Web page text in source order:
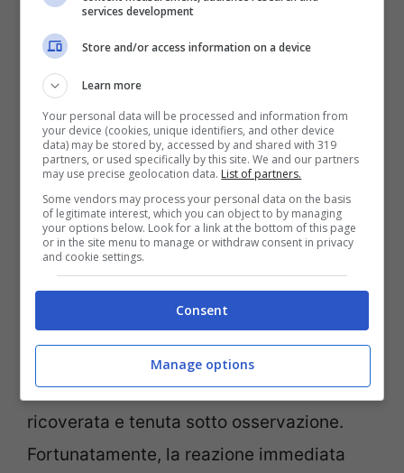
Nelle prossime puntate di Endless Love, Asu compirà un
gesto estremo (Instagram @endlessloveita) –
Dopo averla trovata in stato di
incoscienza, Kemal la soccorre e la porta
d’urgenza in ospedale, dove verrà
ricoverata e tenuta sotto osservazione.
Fortunatamente, la reazione immediata
services development
Store and/or access information on a device
Learn more
Your personal data will be processed and information from
your device (cookies, unique identifiers, and other device
data) may be stored by, accessed by and shared with 319
partners, or used specifically by this site. We and our partners
may use precise geolocation data. List of partners.
Some vendors may process your personal data on the basis
of legitimate interest, which you can object to by managing
your options below. Look for a link at the bottom of this page
or in the site menu to manage or withdraw consent in privacy
and cookie settings.
Consent
Manage options